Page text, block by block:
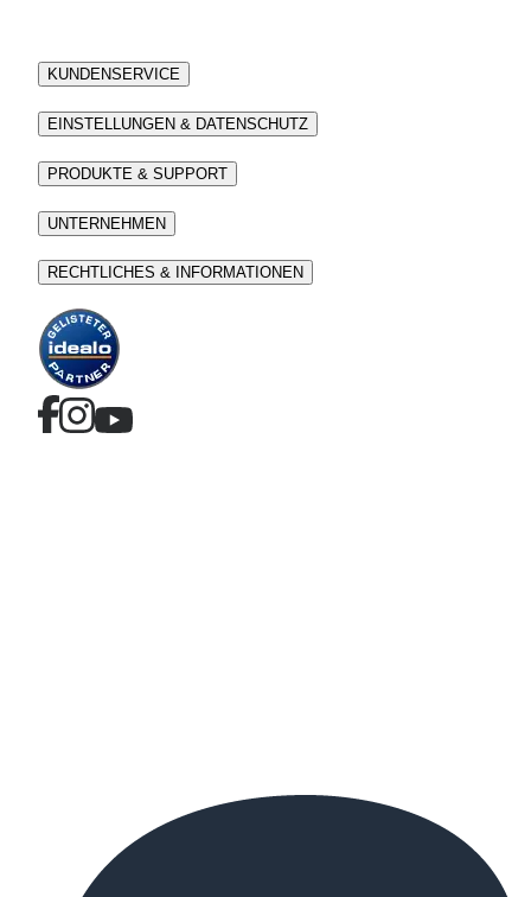
KUNDENSERVICE
EINSTELLUNGEN & DATENSCHUTZ
PRODUKTE & SUPPORT
UNTERNEHMEN
RECHTLICHES & INFORMATIONEN